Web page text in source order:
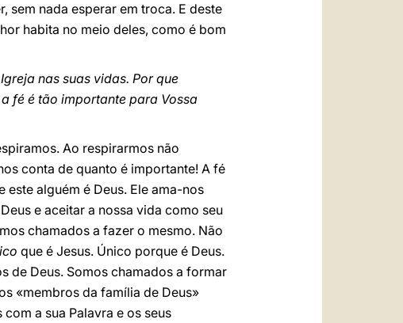
sem nada esperar em troca. E deste
habita no meio deles, como é bom
nas suas vidas. Por que
fé é tão importante para Vossa
Ao respirarmos não
conta de quanto é importante! A fé
alguém é Deus. Ele ama-nos
e aceitar a nossa vida como seu
chamados a fazer o mesmo. Não
que é Jesus. Único porque é Deus.
de Deus. Somos chamados a formar
«membros da família de Deus»
a sua Palavra e os seus